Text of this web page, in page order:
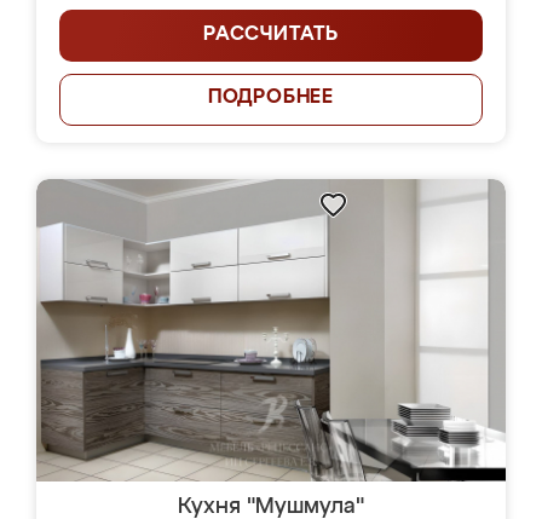
РАССЧИТАТЬ
ПОДРОБНЕЕ
Кухня "Мушмула"